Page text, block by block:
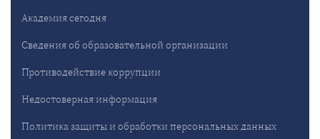
Академия сегодня
Сведения об образовательной организации
Противодействие коррупции
Недостоверная информация
Политика защиты и обработки персональных данных